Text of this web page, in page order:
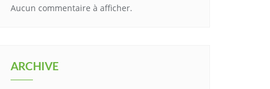
Aucun commentaire à afficher.
ARCHIVE